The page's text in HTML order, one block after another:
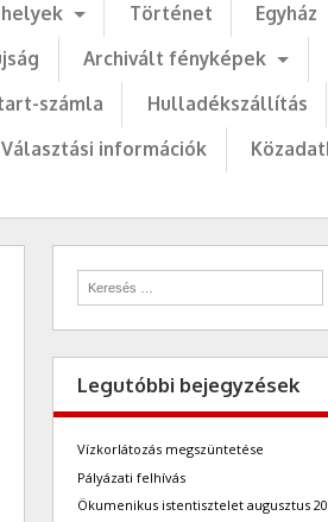
Történet Egyház
Archivált fényképek
számla
Hulladékszállítás
Választási információk
Legutóbbi bejegyzések
Vízkorlátozás megszüntetése
Pályázati felhívás
Ökumenikus istentisztelet augusztus